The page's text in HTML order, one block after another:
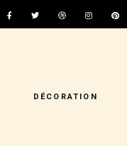
DÉCORATION